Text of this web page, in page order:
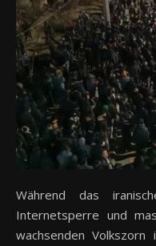
Während das iranische Regime mit einer totalen
Internetsperre und
wachsenden